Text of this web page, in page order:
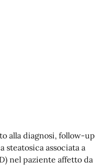
alla diagnosi, follow-up
steatosica associata a
nel paziente affetto da